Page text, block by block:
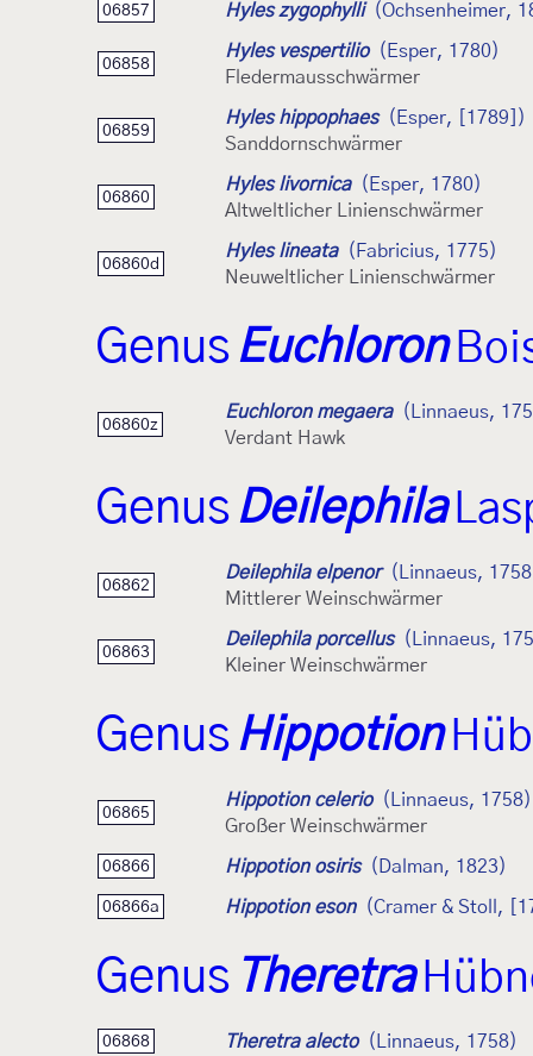
06857 Hyles zygophylli (Ochsenheimer,
06858
Hyles vespertilio
(Esper, 1780)
Fledermausschwärmer
06859
Hyles hippophaes
(Esper, [1789])
Sanddornschwärmer
06860
Hyles livornica
(Esper, 1780)
Altweltlicher Linienschwärmer
06860d
Hyles lineata
(Fabricius, 1775)
Neuweltlicher Linienschwärmer
Genus Euchloron
06860z
Euchloron megaera
(Linnaeus,
Verdant Hawk
Genus Deilephila
06862
Deilephila elpenor
(Linnaeus,
Mittlerer Weinschwärmer
06863
Deilephila porcellus
(Linnaeus,
Kleiner Weinschwärmer
Genus Hippotion
06865
Hippotion celerio
(Linnaeus, 1758)
Großer Weinschwärmer
06866 Hippotion osiris (Dalman, 1823)
06866a Hippotion eson (Cramer & Stoll,
Genus Theretra
06868 Theretra alecto (Linnaeus, 1758)